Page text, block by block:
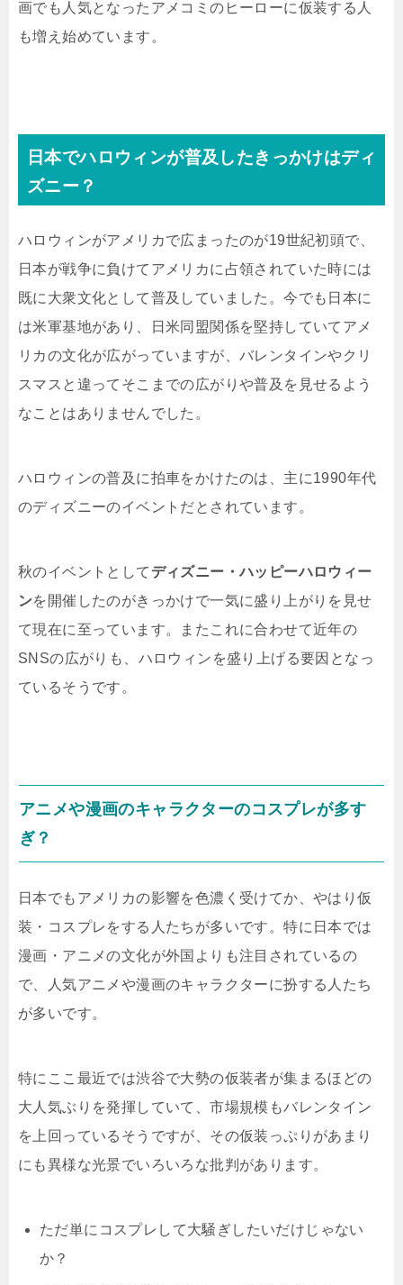
画でも人気となったアメコミのヒーローに仮装する人
も増え始めています。
日本でハロウィンが普及したきっかけはディ
ズニー？
ハロウィンがアメリカで広まったのが19世紀初頭で、
日本が戦争に負けてアメリカに占領されていた時には
既に大衆文化として普及していました。今でも日本に
は米軍基地があり、日米同盟関係を堅持していてアメ
リカの文化が広がっていますが、バレンタインやクリ
スマスと違ってそこまでの広がりや普及を見せるよう
なことはありませんでした。
ハロウィンの普及に拍車をかけたのは、主に1990年代
のディズニーのイベントだとされています。
秋のイベントとして ディズニー・ハッピーハロウィー
ンを開催したのがきっかけで一気に盛り上がりを見せ
て現在に至っています。またこれに合わせて近年の
SNSの広がりも、ハロウィンを盛り上げる要因となっ
ているそうです。
アニメや漫画のキャラクターのコスプレが多す
ぎ？
日本でもアメリカの影響を色濃く受けてか、やはり仮
装・コスプレをする人たちが多いです。特に日本では
漫画・アニメの文化が外国よりも注目されているの
で、人気アニメや漫画のキャラクターに扮する人たち
が多いです。
特にここ最近では渋谷で大勢の仮装者が集まるほどの
大人気ぶりを発揮していて、市場規模もバレンタイン
を上回っているそうですが、その仮装っぷりがあまり
にも異様な光景でいろいろな批判があります。
ただ単にコスプレして大騒ぎしたいだけじゃない
か？